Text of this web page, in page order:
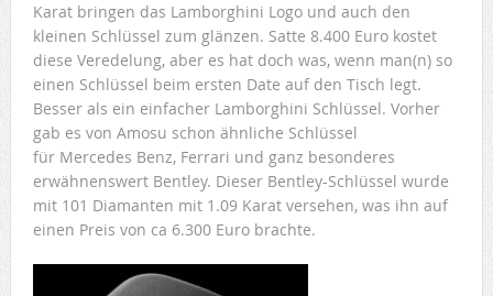
Karat bringen das Lamborghini Logo und auch den
kleinen Schlüssel zum glänzen. Satte 8.400 Euro kostet
diese Veredelung, aber es hat doch was, wenn man(n) so
einen Schlüssel beim ersten Date auf den Tisch legt.
Besser als ein einfacher Lamborghini Schlüssel. Vorher
gab es von Amosu schon ähnliche Schlüssel
für Mercedes Benz, Ferrari und ganz besonderes
erwähnenswert Bentley. Dieser Bentley-Schlüssel wurde
mit 101 Diamanten mit 1.09 Karat versehen, was ihn auf
einen Preis von ca 6.300 Euro brachte.